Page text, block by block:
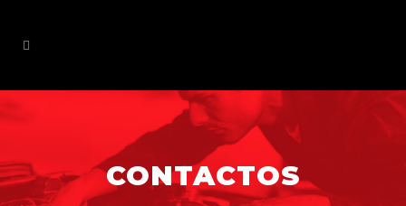
CONTACTOS